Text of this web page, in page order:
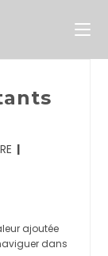
ajoutée
dans